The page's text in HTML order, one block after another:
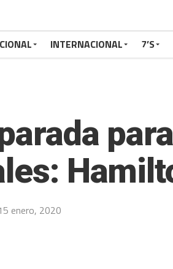
INTERNACIONAL 7’S
enero, 2020